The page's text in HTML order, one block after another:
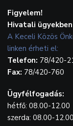
Figyelem!
Hivatali ügyekben
A Keceli Közös
linken érheti el:
Telefon: 78/420-
Fax: 78/420-760
Ügyfélfogadás:
hétfő: 08.00-12.00
szerda: 08.00-12.00